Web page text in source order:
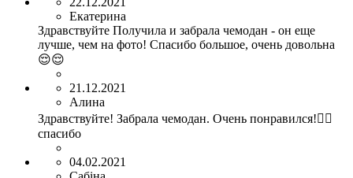
Екатерина
Здравствуйте Получила и забрала чемодан - он еще
лучше, чем на фото! Спасибо большое, очень довольна
😌😌
21.12.2021
Алина
Здравствуйте! Забрала чемодан. Очень понравился!👍🏻
спасибо
04.02.2021